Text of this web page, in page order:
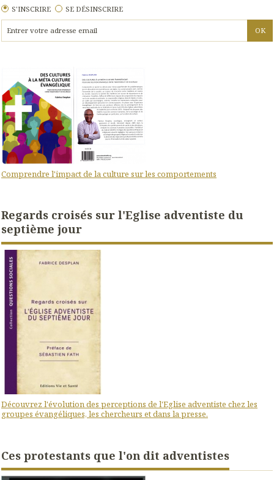
S'INSCRIRE SE DÉSINSCRIRE
Comprendre l'impact de la culture sur les comportements
Regards croisés sur l'Eglise adventiste du
septième jour
Découvrez l'évolution des perceptions de l'Eglise adventiste chez les
groupes évangéliques, les chercheurs et dans la presse.
Ces protestants que l'on dit adventistes